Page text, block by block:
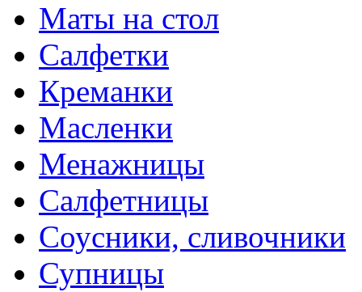
Маты на стол
Салфетки
Креманки
Масленки
Менажницы
Салфетницы
Соусники, сливочники
Супницы